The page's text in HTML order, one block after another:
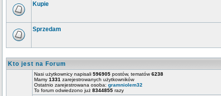
Kupie
Sprzedam
Kto jest na Forum
Nasi użytkownicy napisali 596905 postów, tematów6238
Mamy 1331 zarejestrowanych użytkowników
Ostatnio zarejestrowana osoba: gramniolem32
To forum odwiedzono już 8344855 razy